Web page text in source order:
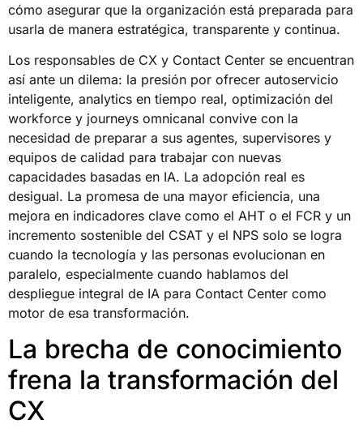
cómo asegurar que la organización está preparada para
usarla de manera estratégica, transparente y continua.
Los responsables de CX y Contact Center se encuentran
así ante un dilema: la presión por ofrecer autoservicio
inteligente, analytics en tiempo real, optimización del
workforce y journeys omnicanal convive con la
necesidad de preparar a sus agentes, supervisores y
equipos de calidad para trabajar con nuevas
capacidades basadas en IA. La adopción real es
desigual. La promesa de una mayor eficiencia, una
mejora en indicadores clave como el AHT o el FCR y un
incremento sostenible del CSAT y el NPS solo se logra
cuando la tecnología y las personas evolucionan en
paralelo, especialmente cuando hablamos del
despliegue integral de IA para Contact Center como
motor de esa transformación.
La brecha de conocimiento
frena la transformación del
CX